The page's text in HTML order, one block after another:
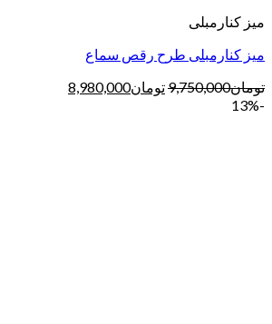
میز کنارمبلی
میز کنارمبلی طرح رقص سماع
تومان9,750,000تومان8,980,000
-13%